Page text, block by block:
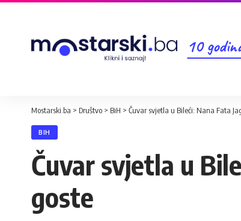
10
Mostarski.ba > Društvo > BiH > Čuvar svjetla u Bileći: Nana Fata
BIH
Čuvar svjetla u
goste